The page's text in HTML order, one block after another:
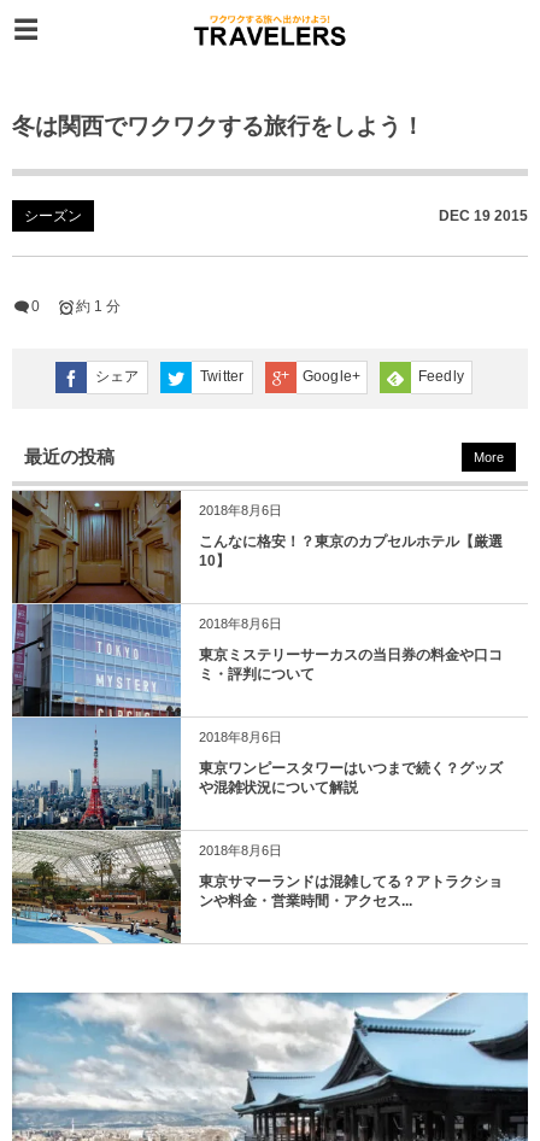
冬は関西でワクワクする旅行をしよう！
シーズン DEC 19 2015
0 約 1 分
シェア Twitter Google+ Feedly
最近の投稿
2018年8月6日
こんなに格安！？東京のカプセルホテル【厳選
10】
2018年8月6日
東京ミステリーサーカスの当日券の料金や口コ
ミ・評判について
2018年8月6日
東京ワンピースタワーはいつまで続く？グッズ
や混雑状況について解説
2018年8月6日
東京サマーランドは混雑してる？アトラクショ
ンや料金・営業時間・アクセス...
More